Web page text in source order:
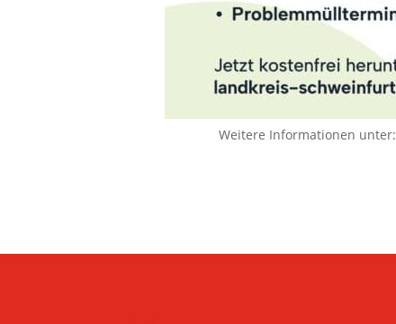
Weitere Informationen unter: